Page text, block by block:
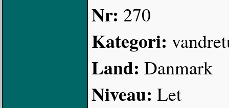
Nr: 270
Kategori:
Land: Danmark
Niveau: Let